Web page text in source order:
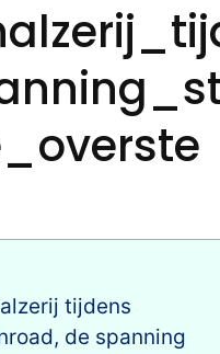
tijdens
de spanning